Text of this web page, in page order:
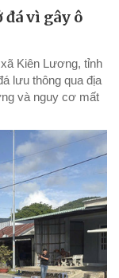
đá vì gây ô
Kiên Lương, tỉnh
lưu thông qua địa
và nguy cơ mất